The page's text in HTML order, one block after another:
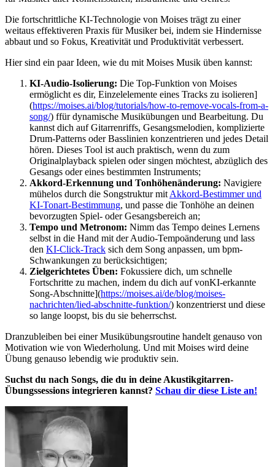
Die fortschrittliche KI-Technologie von Moises trägt zu einer
weitaus effektiveren Praxis für Musiker bei, indem sie Hindernisse
abbaut und so Fokus, Kreativität und Produktivität verbessert.
Hier sind ein paar Ideen, wie du mit Moises Musik üben kannst:
KI-Audio-Isolierung: Die Top-Funktion von Moises
ermöglicht es dir, Einzelelemente eines Tracks zu isolieren]
(https://moises.ai/blog/tutorials/how-to-remove-vocals-from-a-
song/) ffür dynamische Musikübungen und Bearbeitung. Du
kannst dich auf Gitarrenriffs, Gesangsmelodien, komplizierte
Drum-Patterns oder Basslinien konzentrieren und jedes Detail
hören. Dieses Tool ist auch praktisch, wenn du zum
Originalplayback spielen oder singen möchtest, abzüglich des
Gesangs oder eines bestimmten Instruments;
Akkord-Erkennung und Tonhöhenänderung: Navigiere
mühelos durch die Songstruktur mit Akkord-Bestimmer und
KI-Tonart-Bestimmung, und passe die Tonhöhe an deinen
bevorzugten Spiel- oder Gesangsbereich an;
Tempo und Metronom: Nimm das Tempo deines Lernens
selbst in die Hand mit der Audio-Tempoänderung und lass
den KI-Click-Track sich dem Song anpassen, um bpm-
Schwankungen zu berücksichtigen;
Zielgerichtetes Üben: Fokussiere dich, um schnelle
Fortschritte zu machen, indem du dich auf vonKI-erkannte
Song-Abschnitte](https://moises.ai/de/blog/moises-
nachrichten/lied-abschnitte-funktion/) konzentrierst und diese
so lange loopst, bis du sie beherrschst.
Dranzubleiben bei einer Musikübungsroutine handelt genauso von
Motivation wie von Wiederholung. Und mit Moises wird deine
Übung genauso lebendig wie produktiv sein.
Suchst du nach Songs, die du in deine Akustikgitarren-
Übungssessions integrieren kannst? Schau dir diese Liste an!